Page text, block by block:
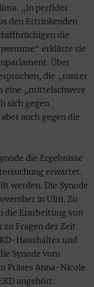
„In perfider
den Ertrinkenden
die
erklärte sie
Über
die „runter
eine „mittelschwere
sich gegen
auch gegen die
die Ergebnisse
erwartet.
werden. Die Synode
in Ulm. Zu
die Erarbeitung von
zu Fragen der Zeit
Haushaltes und
Synode vom
Präses Anna-Nicole
angehört.